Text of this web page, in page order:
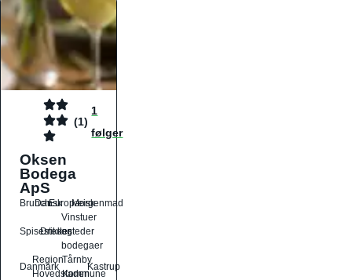
(1)
1
følger
Oksen
Bodega
ApS
Brunch
DanskEuropæiskMorgenmad
Spisesteder
Drikkesteder
Vinstuer
og
bodegaer
Danmark
Region
Hovedstaden
Tårnby
Kommune
Kastrup